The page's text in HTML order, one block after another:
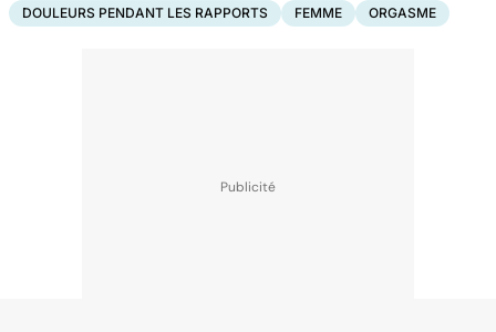
DOULEURS PENDANT LES RAPPORTS FEMME ORGASME